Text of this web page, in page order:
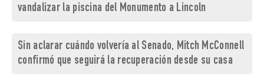
vandalizar la piscina del Monumento a Lincoln
Sin aclarar cuándo volvería al Senado, Mitch McConnell
confirmó que seguirá la recuperación desde su casa